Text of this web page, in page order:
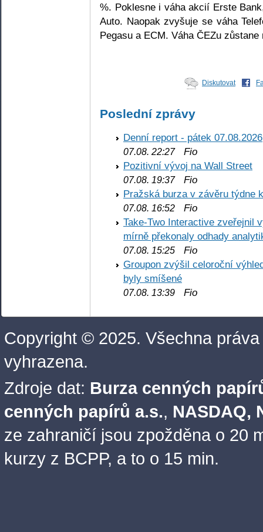
%. Poklesne i váha akcií Erste
Auto. Naopak zvyšuje se váha
Pegasu a ECM. Váha ČEZu
Diskutovat
Poslední zprávy
Denní report - pátek 07.08.2026
07.08. 22:27Fio
Pozitivní vývoj na Wall Street
07.08. 19:37Fio
Pražská burza v závěru týdne
07.08. 16:52 Fio
Take-Two Interactive zveřejnil
mírně překonaly odhady
07.08. 15:25 Fio
Groupon zvýšil celoroční
byly smíšené
07.08. 13:39 Fio
Copyright © 2025. Všechna práva
vyhrazena.
Zdroje dat: Burza cenných
cenných papírů a.s., NASDAQ,
ze zahraničí jsou zpožděna o 20
kurzy z BCPP, a to o 15 min.